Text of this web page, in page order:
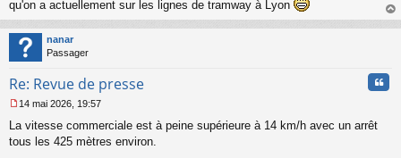
a
g
e
o
l
u
qu'on a actuellement sur les lignes de tramway à Lyon
au
nanar
Passager
Re: Revue de presse
e
s
14 mai 2026, 19:57
La vitesse commerciale est à peine supérieure à 14 km/h avec un arrêt
tous les 425 mètres environ.